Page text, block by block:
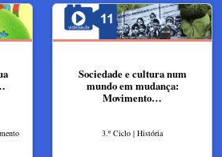
Sociedade e cultura num
mundo em mudança:
Movimento…
3.º Ciclo | História